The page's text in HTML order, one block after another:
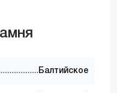
Балтийское